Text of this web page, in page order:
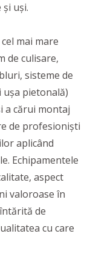
uși.
mai mare
de culisare,
sisteme de
pietonală)
a cărui montaj
de profesioniști
aplicând
Echipamentele
aspect
valoroase în
de
cu care